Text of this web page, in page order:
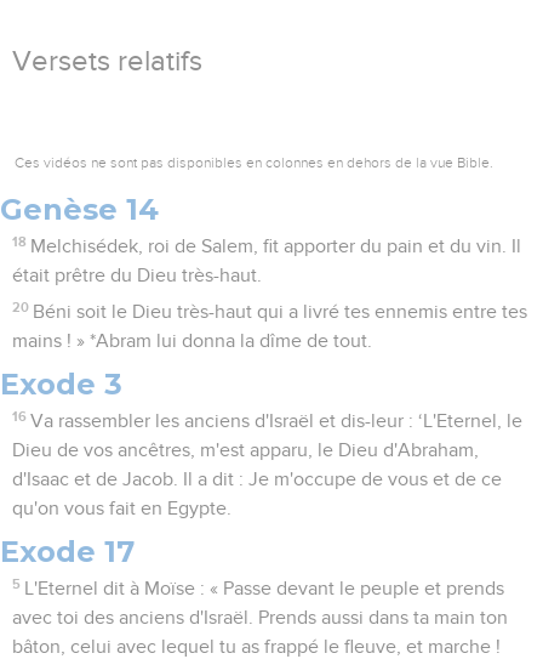
Versets relatifs
Ces vidéos ne sont pas disponibles en colonnes en dehors de la vue Bible.
Genèse 14
18 Melchisédek, roi de Salem, fit apporter du pain et du vin. Il
était prêtre du Dieu très-haut.
20 Béni soit le Dieu très-haut qui a livré tes ennemis entre tes
mains ! » *Abram lui donna la dîme de tout.
Exode 3
16 Va rassembler les anciens d'Israël et dis-leur : ‘L'Eternel, le
Dieu de vos ancêtres, m'est apparu, le Dieu d'Abraham,
d'Isaac et de Jacob. Il a dit : Je m'occupe de vous et de ce
qu'on vous fait en Egypte.
Exode 17
5
L'Eternel dit à Moïse : « Passe devant le peuple et prends
avec toi des anciens d'Israël. Prends aussi dans ta main ton
bâton, celui avec lequel tu as frappé le fleuve, et marche !